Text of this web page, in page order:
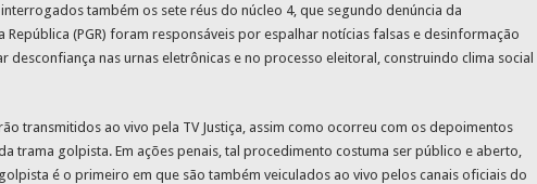
também os sete réus do núcleo 4, que segundo denúncia da
República (PGR) foram responsáveis por espalhar notícias falsas e desinformação
desconfiança nas urnas eletrônicas e no processo eleitoral, construindo clima social
transmitidos ao vivo pela TV Justiça, assim como ocorreu com os depoimentos
trama golpista. Em ações penais, tal procedimento costuma ser público e aberto,
é o primeiro em que são também veiculados ao vivo pelos canais oficiais do